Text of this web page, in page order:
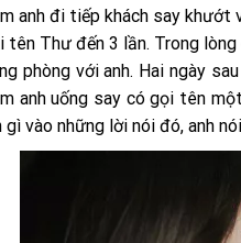
anh đi tiếp khách say khướt
tên Thư đến 3 lần. Trong
phòng với anh. Hai ngày
anh uống say có gọi tên
gì vào những lời nói đó, anh